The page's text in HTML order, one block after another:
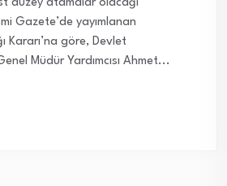
düzey atamalar olacağı
Gazete’de yayımlanan
Kararı’na göre, Devlet
Müdür Yardımcısı Ahmet...